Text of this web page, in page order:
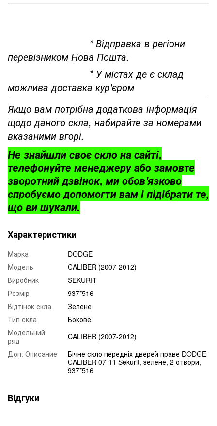
* Відправка в регіони
перевізником Нова Пошта.
* У містах де є склад
можлива доставка кур'єром
Якщо вам потрібна додаткова інформація
щодо даного скла, набирайте за номерами
вказаними вгорі.
Не знайшли своє скло на сайті,
телефонуйте менеджеру або замовте
зворотний дзвінок, ми обов'язково
спробуємо допомогти вам і підібрати те,
що ви шукали.
Характеристики
Марка
DODGE
Модель
CALIBER (2007-2012)
Виробник
SEKURIT
Розмір
937*516
Відтінок скла
Зелене
Тип скла
Бокове
Модельний
ряд
CALIBER (2007-2012)
Доп. Описание
Бічне скло передніх дверей праве DODGE
CALIBER 07-11 Sekurit, зелене, 2 отвори,
937*516
Відгуки